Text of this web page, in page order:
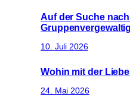
Auf der Suche
10. Juli 2026
Wohin mit der
24. Mai 2026